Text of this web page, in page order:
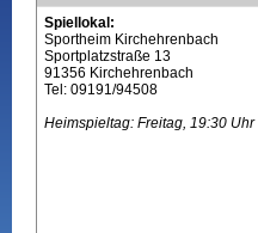
Spiellokal:
Sportheim Kirchehrenbach
Sportplatzstraße 13
91356 Kirchehrenbach
Tel: 09191/94508
Heimspieltag: Freitag, 19:30 Uhr